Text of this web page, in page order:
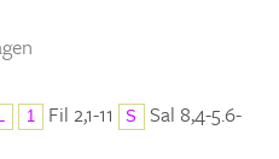
L 1 Fil 2,1-11 S Sal 8,4-5.6-